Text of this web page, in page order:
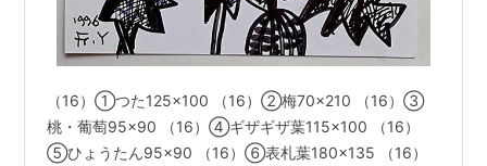
（16）①つた125×100 （16）②梅70×210 （16）③
桃・葡萄95×90 （16）④ギザギザ葉115×100 （16）
⑤ひょうたん95×90 （16）⑥表札葉180×135 （16）